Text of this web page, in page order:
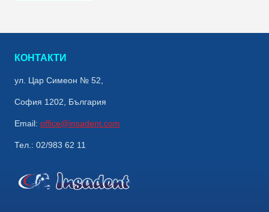
КОНТАКТИ
ул. Цар Симеон № 52,
София 1202, България
Email: office@insadent.com
Тел.: 02/983 62 11